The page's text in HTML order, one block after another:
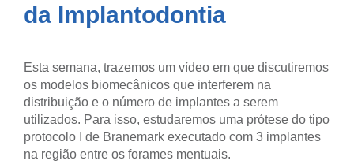
da Implantodontia
Esta semana, trazemos um vídeo em que discutiremos
os modelos biomecânicos que interferem na
distribuição e o número de implantes a serem
utilizados. Para isso, estudaremos uma prótese do tipo
protocolo I de Branemark executado com 3 implantes
na região entre os forames mentuais.